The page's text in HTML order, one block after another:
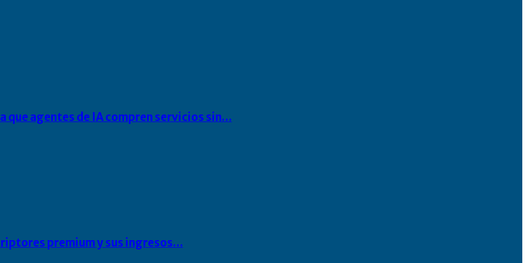
agentes de IA compren servicios sin…
premium y sus ingresos…